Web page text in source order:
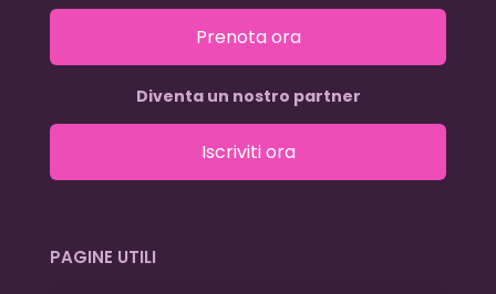
Prenota ora
Diventa un nostro partner
Iscriviti ora
PAGINE UTILI